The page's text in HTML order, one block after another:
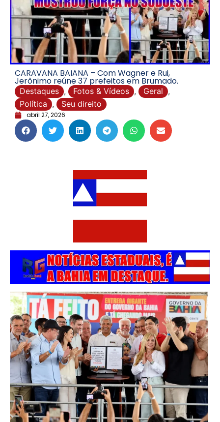
CARAVANA BAIANA – Com Wagner e Rui,
Jerônimo reúne 37 prefeitos em Brumado.
Destaques , Fotos & Vídeos , Geral ,
Política , Seu direito
abril 27, 2026